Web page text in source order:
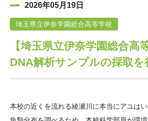
設立趣意書 財団概要
沿革 40年史デ
中谷財団
役員・評議員 公開情
中谷財団事業紹介 中谷賞
神戸賞 長期大
大学院生奨学金
国際学
中谷財団動画紹介
その他情報
2026年05月19日
埼玉県立伊奈学園総合高等学校
【埼玉県立伊奈学園総合高
DNA解析サンプルの採取を
本校の近くを流れる綾瀬川に本当にアユは